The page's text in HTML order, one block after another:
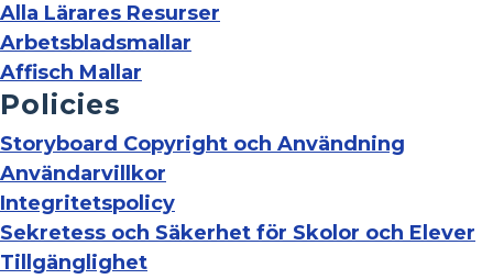
Alla Lärares Resurser
Arbetsbladsmallar
Affisch Mallar
Policies
Storyboard Copyright och Användning
Användarvillkor
Integritetspolicy
Sekretess och Säkerhet för Skolor och Elever
Tillgänglighet